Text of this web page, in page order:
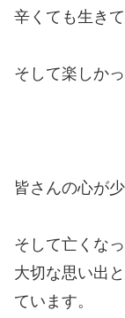
辛くても生き
そして楽しか
皆さんの心が
そして亡くな
大切な思い出
ています。